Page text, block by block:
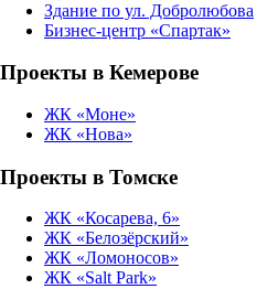
Здание по ул. Добролюбова
Бизнес-центр «Спартак»
Проекты в Кемерове
ЖК «Моне»
ЖК «Нова»
Проекты в Томске
ЖК «Косарева, 6»
ЖК «Белозёрский»
ЖК «Ломоносов»
ЖК «Salt Park»